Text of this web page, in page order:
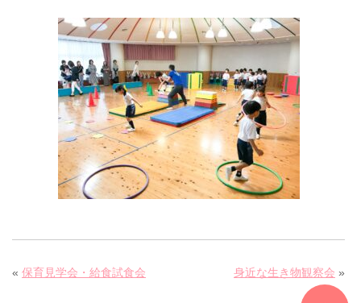
« 保育見学会・給食試食会 身近な生き物観察会 »